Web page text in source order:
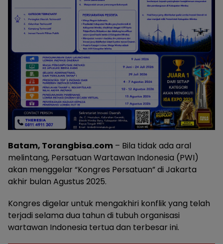
Batam, Torangbisa.com – Bila tidak ada aral
melintang, Persatuan Wartawan Indonesia (PWI)
akan menggelar “Kongres Persatuan” di Jakarta
akhir bulan Agustus 2025.
Kongres digelar untuk mengakhiri konflik yang telah
terjadi selama dua tahun di tubuh organisasi
wartawan Indonesia tertua dan terbesar ini.